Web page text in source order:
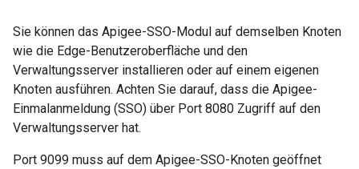
Sie können das Apigee-SSO-Modul auf demselben Knoten
wie die Edge-Benutzeroberfläche und den
Verwaltungsserver installieren oder auf einem eigenen
Knoten ausführen. Achten Sie darauf, dass die Apigee-
Einmalanmeldung (SSO) über Port 8080 Zugriff auf den
Verwaltungsserver hat.
Port 9099 muss auf dem Apigee-SSO-Knoten geöffnet